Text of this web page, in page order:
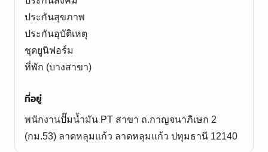
ประกันสุขภาพ
ประกันอุบัติเหตุ
ชุดยูนิฟอร์ม
ที่อยู่
พนักงานปั๊มน้ำมัน PT สาขา ถ.กาญจนาภิเษก 2
(กม.53) ลาดหลุมแก้ว ลาดหลุมแก้ว ปทุมธานี 12140